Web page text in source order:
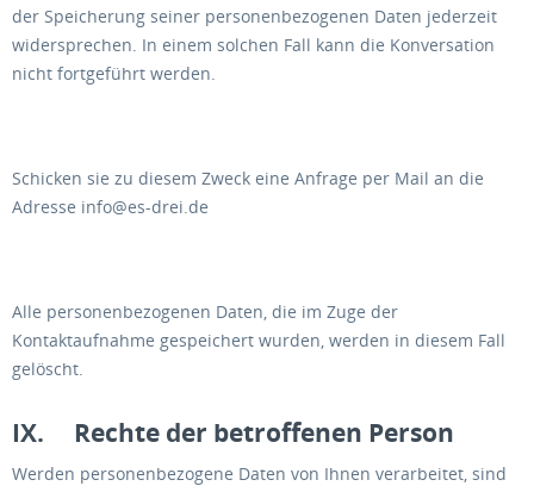
der Speicherung seiner personenbezogenen Daten jederzeit
widersprechen. In einem solchen Fall kann die Konversation
nicht fortgeführt werden.
Schicken sie zu diesem Zweck eine Anfrage per Mail an die
Adresse info@es-drei.de
Alle personenbezogenen Daten, die im Zuge der
Kontaktaufnahme gespeichert wurden, werden in diesem Fall
gelöscht.
IX. Rechte der betroffenen Person
Werden personenbezogene Daten von Ihnen verarbeitet, sind